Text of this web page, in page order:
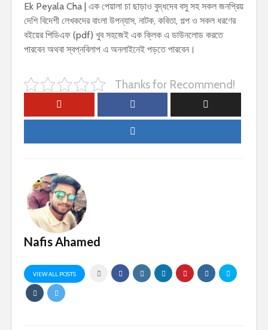
Ek Peyala Cha | এক পেয়ালা চা ছাড়াও বুদ্ধদেব বসু সহ সকল জনপ্রিয়
দেশি বিদেশী লেখকদের বাংলা উপন্যাস, নাটক, কবিতা, গল্প ও সকল ধরণের
বইয়ের পিডিএফ (pdf) খুব সহজেই এক ক্লিক এ ডাউনলোড করতে
পারবেন অথবা স্বপ্নবিলাপ এ অনলাইনেই পড়তে পারবেন।
Thanks for Recommend!
Nafis Ahamed
VIEW ALL POSTS